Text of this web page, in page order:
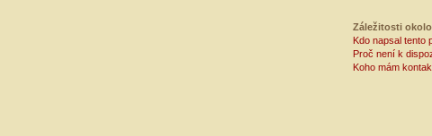
Záležitosti
Kdo napsal tento
Proč není k
Koho mám